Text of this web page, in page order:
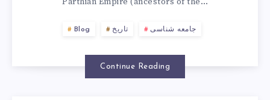
Blog تاریخ جامعه شناسی
Continue Reading